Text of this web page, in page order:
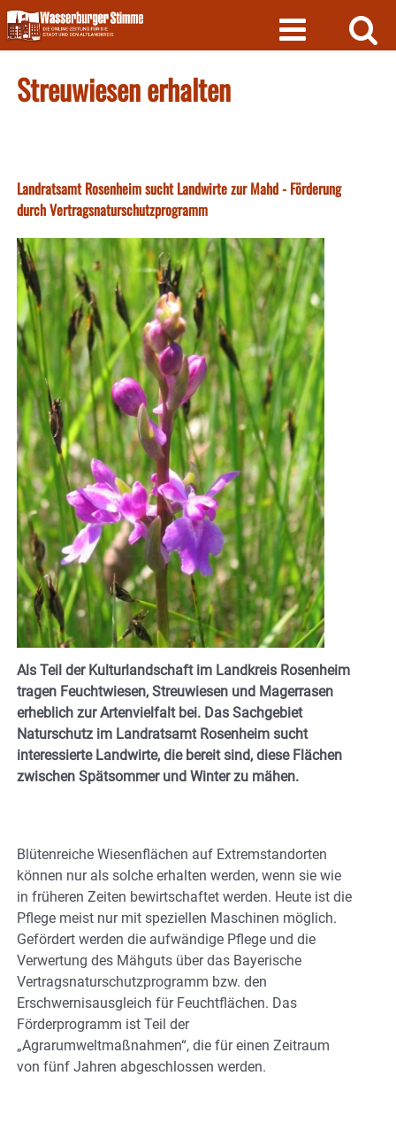
Skip
to
content
Streuwiesen erhalten
Landratsamt Rosenheim sucht Landwirte zur Mahd - Förderung
durch Vertragsnaturschutzprogramm
Als Teil der Kulturlandschaft im Landkreis Rosenheim
tragen Feuchtwiesen, Streuwiesen und Magerrasen
erheblich zur Artenvielfalt bei. Das Sachgebiet
Naturschutz im Landratsamt Rosenheim sucht
interessierte Landwirte, die bereit sind, diese Flächen
zwischen Spätsommer und Winter zu mähen.
Blütenreiche Wiesenflächen auf Extremstandorten
können nur als solche erhalten werden, wenn sie wie
in früheren Zeiten bewirtschaftet werden. Heute ist die
Pflege meist nur mit speziellen Maschinen möglich.
Gefördert werden die aufwändige Pflege und die
Verwertung des Mähguts über das Bayerische
Vertragsnaturschutzprogramm bzw. den
Erschwernisausgleich für Feuchtflächen. Das
Förderprogramm ist Teil der
„Agrarumweltmaßnahmen“, die für einen Zeitraum
von fünf Jahren abgeschlossen werden.